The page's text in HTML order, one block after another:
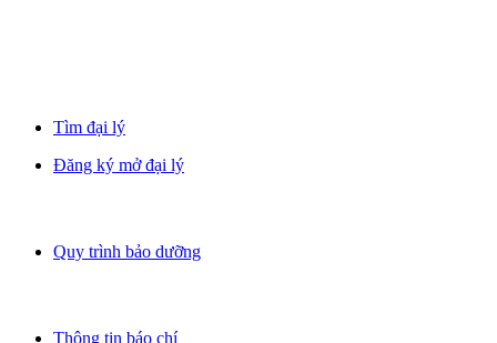
Tìm đại lý
Đăng ký mở đại lý
Quy trình bảo dưỡng
Thông tin báo chí